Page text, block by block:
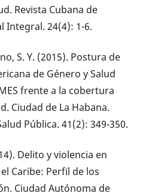
Revista Cubana de
Integral. 24(4): 1-6.
S. Y. (2015). Postura de
de Género y Salud
frente a la cobertura
Ciudad de La Habana.
Pública. 41(2): 349-350.
Delito y violencia en
Caribe: Perfil de los
Ciudad Autónoma de